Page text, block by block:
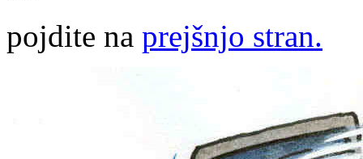
pojdite na prejšnjo stran.